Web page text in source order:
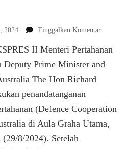
2024 Tinggalkan Komentarpada
Prabowo
Tanda
Sama
RI-
II Menteri Pertahanan
Deputy Prime Minister and
The Hon Richard
penandatanganan
(Defence Cooperation
di Aula Graha Utama,
8/2024). Setelah